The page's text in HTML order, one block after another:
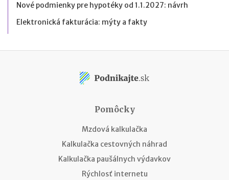
Nové podmienky pre hypotéky od 1.1.2027: návrh
Elektronická fakturácia: mýty a fakty
Pomôcky
Mzdová kalkulačka
Kalkulačka cestovných náhrad
Kalkulačka paušálnych výdavkov
Rýchlosť internetu